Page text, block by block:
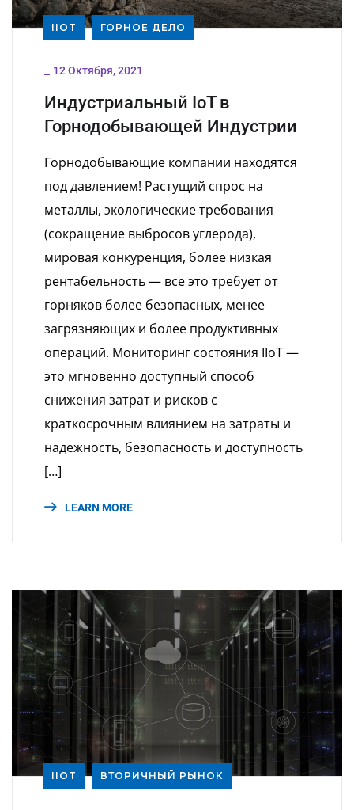
IIOT ГОРНОЕ ДЕЛО
_ 12 Октября, 2021
Индустриальный IoT в
Горнодобывающей Индустрии
Горнодобывающие компании находятся
под давлением! Растущий спрос на
металлы, экологические требования
(сокращение выбросов углерода),
мировая конкуренция, более низкая
рентабельность — все это требует от
горняков более безопасных, менее
загрязняющих и более продуктивных
операций. Мониторинг состояния IIoT —
это мгновенно доступный способ
снижения затрат и рисков с
краткосрочным влиянием на затраты и
надежность, безопасность и доступность
[…]
LEARN MORE
IIOT ВТОРИЧНЫЙ РЫНОК